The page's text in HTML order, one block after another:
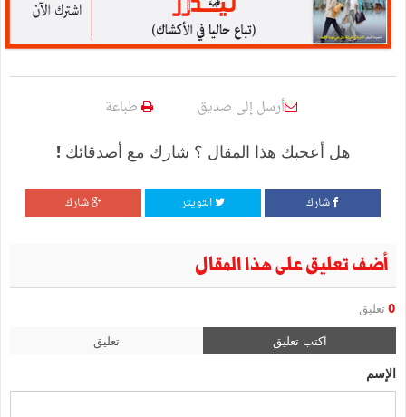
أرسل إلى صديق طباعة
هل أعجبك هذا المقال ؟ شارك مع أصدقائك !
شارك التويتر شارك
أضف تعليق على هذا المقال
0 تعليق
اكتب تعليق تعليق
الإسم